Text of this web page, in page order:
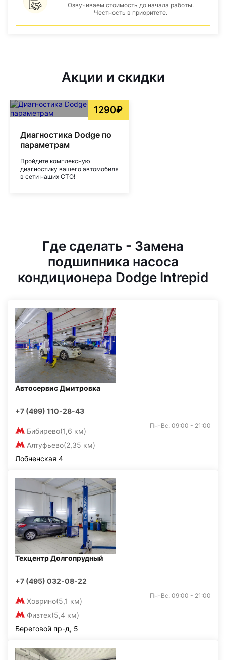
Озвучиваем стоимость до начала работы.
Честность в приоритете.
Акции и скидки
1290₽
Диагностика Dodge по
параметрам
Пройдите комплексную
диагностику вашего автомобиля
в сети наших СТО!
Где сделать - Замена
подшипника насоса
кондиционера Dodge Intrepid
Автосервис Дмитровка
+7 (499) 110-28-43
Бибирево(1,6 км)
Алтуфьево(2,35 км)
Пн-Вс: 09:00 - 21:00
Лобненская 4
Техцентр Долгопрудный
+7 (495) 032-08-22
Ховрино(5,1 км)
Физтех(5,4 км)
Пн-Вс: 09:00 - 21:00
Береговой пр-д, 5